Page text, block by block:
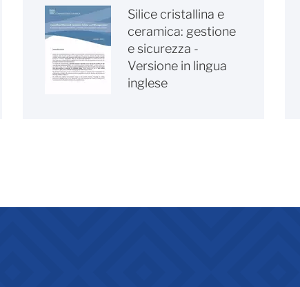
Silice cristallina e
ceramica: gestione
e sicurezza -
Versione in lingua
inglese